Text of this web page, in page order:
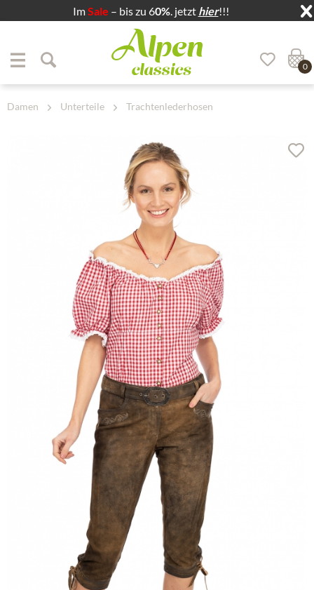
ImSale – bis zu 60%. jetzt hier!!!
Zum Hauptbereich springen
0
Damen Unterteile Trachtenlederhosen